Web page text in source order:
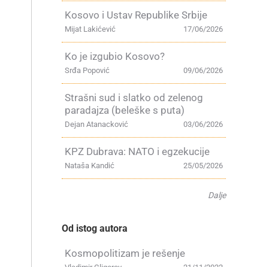
Kosovo i Ustav Republike Srbije
17/06/2026
Mijat Lakićević
Ko je izgubio Kosovo?
09/06/2026
Srđa Popović
Strašni sud i slatko od zelenog
paradajza (beleške s puta)
03/06/2026
Dejan Atanacković
KPZ Dubrava: NATO i egzekucije
25/05/2026
Nataša Kandić
Dalje
Od istog autora
Kosmopolitizam je rešenje